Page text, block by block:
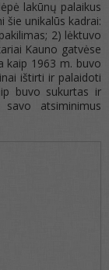
lakūnų palaikus
unikalūs kadrai:
2) lėktuvo
Kauno gatvėse
kaip 1963 m. buvo
ištirti ir palaidoti
buvo sukurtas ir
atsiminimus